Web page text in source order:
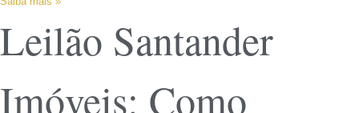
Leilão Santander
Imóveis: Como